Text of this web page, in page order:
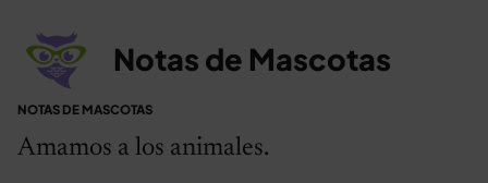
Notas de Mascotas
NOTAS DE MASCOTAS
Amamos a los animales.